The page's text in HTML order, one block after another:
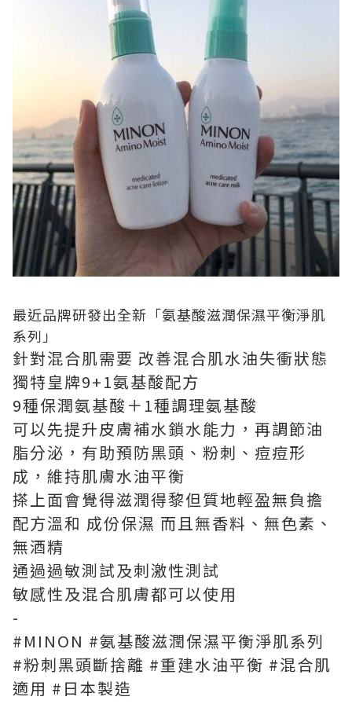
最近品牌研發出全新「氨基酸滋潤保濕平衡淨肌
系列」
針對混合肌需要 改善混合肌水油失衝狀態
獨特皇牌9+1氨基酸配方
9種保潤氨基酸＋ 1種調理氨基酸
可以先提升皮膚補水鎖水能力，再調節油
脂分泌，有助預防黑頭、粉刺、痘痘形
成，維持肌膚水油平衡
搽上面會覺得滋潤得黎但質地輕盈無負擔
配方溫和 成份保濕 而且無香料、無色素、
無酒精
通過過敏測試及刺激性測試
敏感性及混合肌膚都可以使用
-
#MINON #氨基酸滋潤保濕平衡淨肌系列
#粉刺黑頭斷捨離 #重建水油平衡 #混合肌
適用 # 日本製造